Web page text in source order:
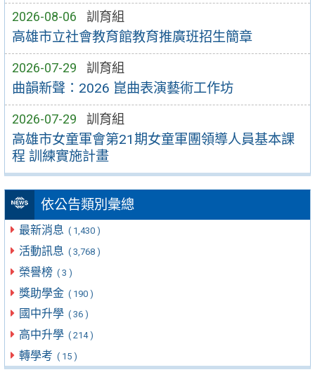
2026-08-06 訓育組
高雄市立社會教育館教育推廣班招生簡章
2026-07-29 訓育組
曲韻新聲：2026 崑曲表演藝術工作坊
2026-07-29 訓育組
高雄市女童軍會第21期女童軍團領導人員基本課
程 訓練實施計畫
依公告類別彙總
最新消息 ( 1,430 )
活動訊息 ( 3,768 )
榮譽榜 ( 3 )
獎助學金 ( 190 )
國中升學 ( 36 )
高中升學 ( 214 )
轉學考 ( 15 )